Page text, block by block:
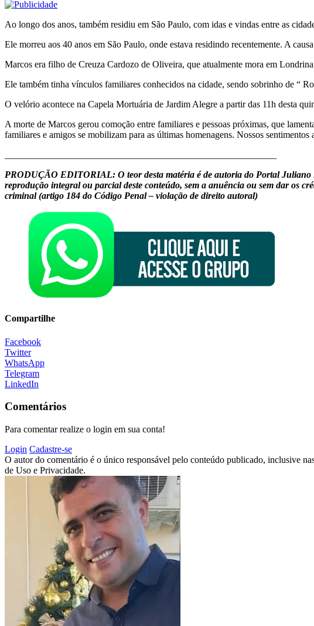
Ao longo dos anos, também residiu em São Paulo, com idas e vindas entre as
Ele morreu aos 40 anos em São Paulo, onde estava residindo recentemente. A
Marcos era filho de Creuza Cardozo de Oliveira, que atualmente mora em
Ele também tinha vínculos familiares conhecidos na cidade, sendo sobrinho de “
O velório acontece na Capela Mortuária de Jardim Alegre a partir das 11h desta
A morte de Marcos gerou comoção entre familiares e pessoas próximas, que
familiares e amigos se mobilizam para as últimas homenagens. Nossos sentimentos
PRODUÇÃO EDITORIAL: O teor desta matéria é de autoria do Portal Juliano
reprodução integral ou parcial deste conteúdo, sem a anuência ou sem dar os
criminal (artigo 184 do Código Penal – violação de direito autoral)
Compartilhe
Facebook
Twitter
WhatsApp
Telegram
LinkedIn
Comentários
Para comentar realize o login em sua conta!
Login Cadastre-se
O autor do comentário é o único responsável pelo conteúdo publicado, inclusive
de Uso e Privacidade.